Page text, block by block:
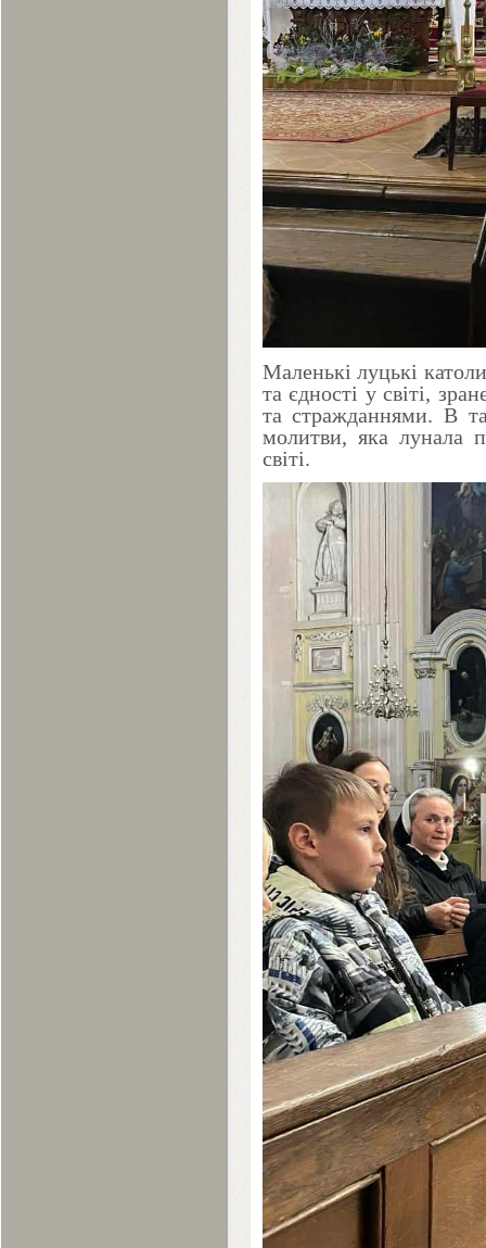
Маленькі луцькі
та єдності у світі,
та стражданнями. В
молитви, яка лунала
світі.